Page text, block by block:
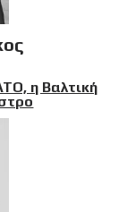
η Βαλτική